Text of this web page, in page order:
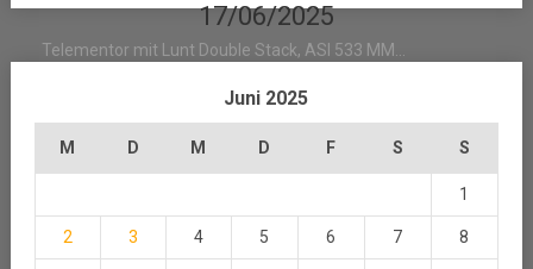
17/06/2025
Telementor mit Lunt Double Stack, ASI 533 MM...
Juni 2025
M D M D F S S
1
2 3 4 5 6 7 8